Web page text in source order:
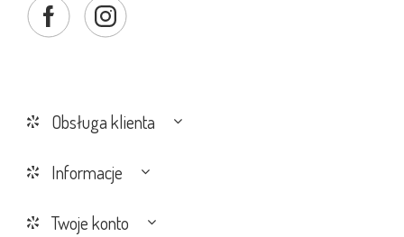
Obsługa klienta
Informacje
Twoje konto